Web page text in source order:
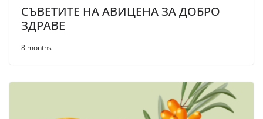
СЪВЕТИТЕ НА АВИЦЕНА ЗА ДОБРО
ЗДРАВЕ
8 months